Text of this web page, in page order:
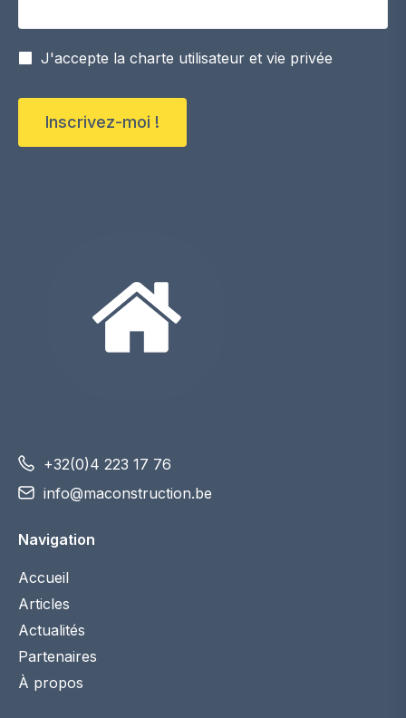
J'accepte la charte utilisateur et vie privée
Inscrivez-moi !
+32(0)4 223 17 76
info@maconstruction.be
Navigation
Accueil
Articles
Actualités
Partenaires
À propos